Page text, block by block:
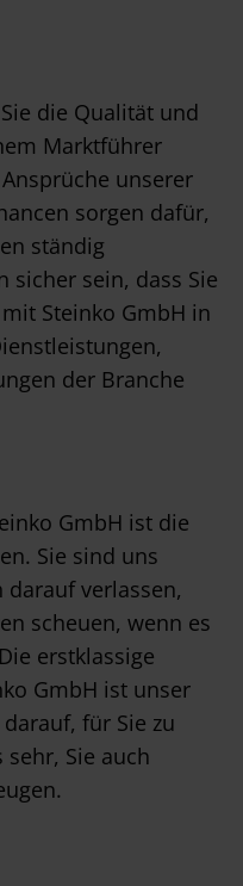
die Qualität und
Marktführer
unserer
sorgen dafür,
ständig
sicher sein, dass Sie
Steinko GmbH in
der Branche
GmbH ist die
Sie sind uns
verlassen,
scheuen, wenn es
erstklassige
GmbH ist unser
für Sie zu
Sie auch